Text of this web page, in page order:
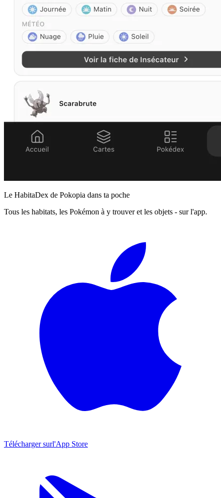
Le HabitaDex de Pokopia dans ta poche
Tous les habitats, les Pokémon à y trouver et les objets - sur l'app.
Télécharger surl'App Store